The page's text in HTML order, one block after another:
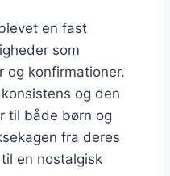
en fast
som
og konfirmationer.
og den
til både børn og
fra deres
en nostalgisk